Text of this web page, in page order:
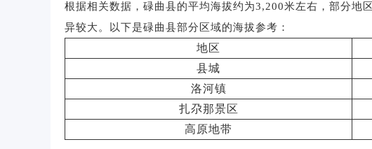
根据相关数据，碌曲县的平均海拔约为3,200米左右，部分地
异较大。以下是碌曲县部分区域的海拔参考：
地区
县城
洛河镇
扎尕那景区
高原地带